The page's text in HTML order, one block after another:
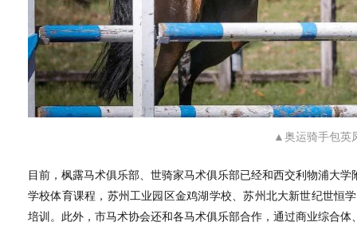
▲奥运骑手包英
目前，枫露马术俱乐部、世骑家马术俱乐部已经和西交利物浦大
学校体育课程，苏州工业园区金鸡湖学校、苏州北大新世纪世恒
培训。此外，市马术协会还和各马术俱乐部合作，通过商业综合